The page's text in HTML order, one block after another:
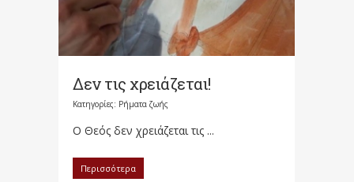
Δεν τις χρειάζεται!
Κατηγορίες: Ρήματα ζωής
Ο Θεός δεν χρειάζεται τις ...
Περισσότερα